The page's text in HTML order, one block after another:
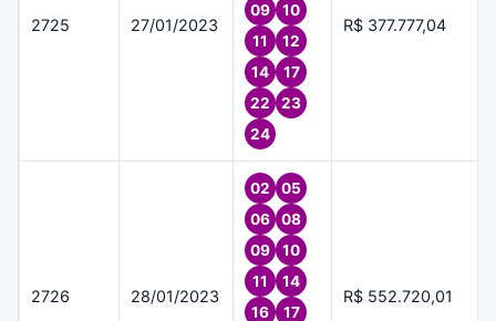
2725 27/01/2023
09
10
11
12
14
17
22
23
24
R$ 377.777,04
2726 28/01/2023
02
05
06
08
09
10
11
14
16
17
R$ 552.720,01